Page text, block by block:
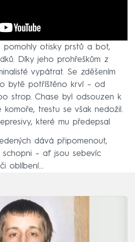
– jak se začalo
pomohly otisky prstů a bot,
Díky jeho prohřeškům z
vypátrat. Se zděšením
bytě potříštěno krví – od
strop. Chase byl odsouzen k
komoře, trestu se však nedožil.
které mu předepsal
dává připomenout,
– ať jsou sebevíc
oblíbení...